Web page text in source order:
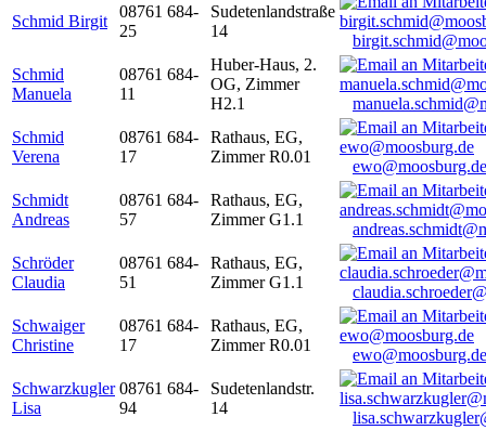
Schmid Birgit
08761 684-
25
Sudetenlandstraße
14
Schmid
Manuela
08761 684-
11
Huber-Haus, 2.
OG, Zimmer
H2.1
Schmid
Verena
08761 684-
17
Rathaus, EG,
Zimmer R0.01
ewo@moosburg.de
Schmidt
Andreas
08761 684-
57
Rathaus, EG,
Zimmer G1.1
Schröder
Claudia
08761 684-
51
Rathaus, EG,
Zimmer G1.1
Schwaiger
Christine
08761 684-
17
Rathaus, EG,
Zimmer R0.01
ewo@moosburg.de
Schwarzkugler
Lisa
08761 684-
94
Sudetenlandstr.
14